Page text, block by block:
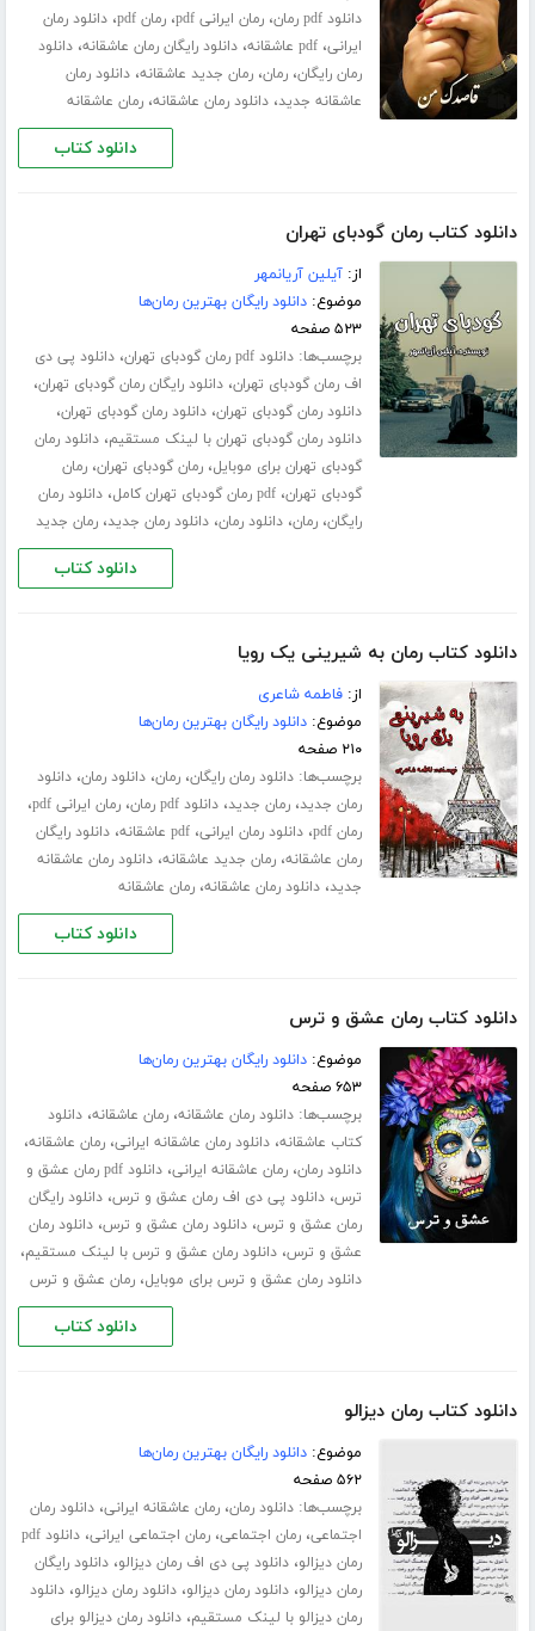
دانلود pdf رمان ،رمان ایرانی pdf ،رمان pdf ،دانلود رمان
ایرانی،pdf عاشقانه ،دانلود رایگان رمان عاشقانه،دانلود
رمان رایگان،رمان،رمان جدید عاشقانه،دانلود رمان
عاشقانه جدید،دانلود رمان عاشقانه،رمان عاشقانه
دانلود کتاب
دانلود کتاب رمان گودبای تهران
از:آیلین آریانمهر
موضوع:دانلود رایگان بهترین رمان‌ها
۵۲۳ صفحه
برچسب‌ها:دانلود pdf رمان گودبای تهران ،دانلود پی دی
اف رمان گودبای تهران،دانلود رایگان رمان گودبای تهران،
دانلود رمان گودبای تهران،دانلود رمان گودبای تهران،
دانلود رمان گودبای تهران با لینک مستقیم،دانلود رمان
گودبای تهران برای موبایل،رمان گودبای تهران،رمان
گودبای تهران،pdf رمان گودبای تهران کامل ،دانلود رمان
رایگان،رمان،دانلود رمان،دانلود رمان جدید،رمان جدید
دانلود کتاب
دانلود کتاب رمان به شیرینی یک رویا
از:فاطمه شاعری
موضوع:دانلود رایگان بهترین رمان‌ها
۲۱۰ صفحه
برچسب‌ها:دانلود رمان رایگان،رمان،دانلود رمان،دانلود
رمان جدید،رمان جدید،دانلود pdf رمان ،رمان ایرانی pdf ،
رمان pdf ،دانلود رمان ایرانی،pdf عاشقانه ،دانلود رایگان
رمان عاشقانه،رمان جدید عاشقانه،دانلود رمان عاشقانه
جدید،دانلود رمان عاشقانه،رمان عاشقانه
دانلود کتاب
دانلود کتاب رمان عشق و ترس
موضوع:دانلود رایگان بهترین رمان‌ها
۶۵۳ صفحه
برچسب‌ها:دانلود رمان عاشقانه،رمان عاشقانه،دانلود
کتاب عاشقانه،دانلود رمان عاشقانه ایرانی،رمان عاشقانه،
دانلود رمان،رمان عاشقانه ایرانی،
دانلود pdf رمان عشق و
ترس،دانلود پی دی اف رمان عشق و ترس،دانلود رایگان
رمان عشق و ترس،دانلود رمان عشق و ترس،دانلود رمان
عشق و ترس،دانلود رمان عشق و ترس با لینک مستقیم،
دانلود رمان عشق و ترس برای موبایل،رمان عشق و ترس
دانلود کتاب
دانلود کتاب رمان دیزالو
موضوع:دانلود رایگان بهترین رمان‌ها
۵۶۲ صفحه
برچسب‌ها:دانلود رمان،رمان عاشقانه ایرانی،دانلود رمان
اجتماعی،رمان اجتماعی،رمان اجتماعی ایرانی،
دانلود pdf
رمان دیزالو،دانلود پی دی اف رمان دیزالو،دانلود رایگان
رمان دیزالو،دانلود رمان دیزالو،دانلود رمان دیزالو،دانلود
رمان دیزالو با لینک مستقیم،دانلود رمان دیزالو برای